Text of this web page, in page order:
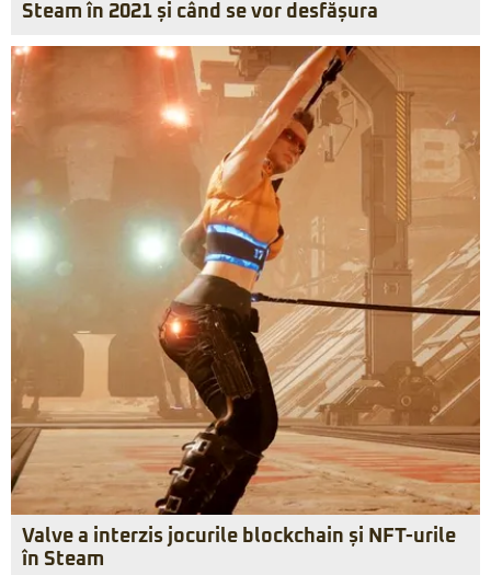
Steam în 2021 și când se vor desfășura
Valve a interzis jocurile blockchain și NFT-urile
în Steam